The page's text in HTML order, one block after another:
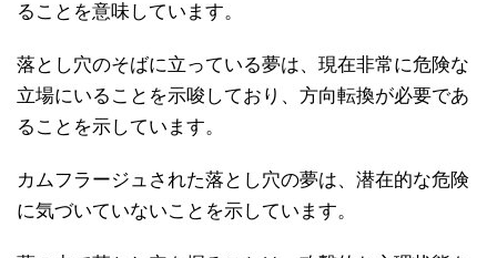
ることを意味しています。
落とし穴のそばに立っている夢は、現在非常に危険な
立場にいることを示唆しており、方向転換が必要であ
ることを示しています。
カムフラージュされた落とし穴の夢は、潜在的な危険
に気づいていないことを示しています。